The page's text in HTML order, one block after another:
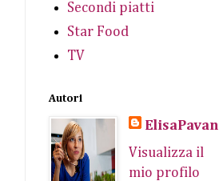
Secondi piatti
Star Food
TV
Autori
ElisaPavan
Visualizza il
mio profilo